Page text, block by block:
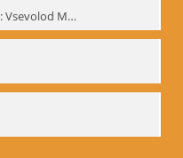
Directors in Perspective: Vsevolod Meyerhold - interne Signatur BM-prt-6